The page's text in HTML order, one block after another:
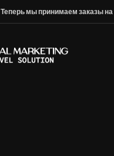
Теперь мы принимаем заказы на